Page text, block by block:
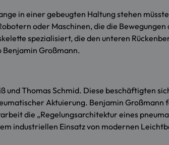
in einer gebeugten Haltung stehen
oder Maschinen, die die
spezialisiert, die den unteren
Benjamin Großmann.
und Thomas Schmid. Diese beschäftigten
Aktuierung. Benjamin
die „Regelungsarchitektur eines
industriellen Einsatz von modernen